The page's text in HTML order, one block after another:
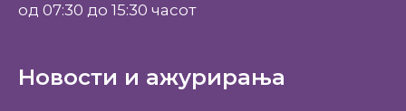
од 07:30 до 15:30 часот
Новости и ажурирања